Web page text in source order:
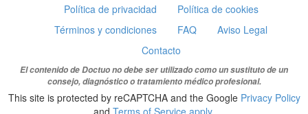
Política de privacidad
Política de cookies
Términos y condiciones
FAQ
Aviso Legal
Contacto
El contenido de Doctuo no debe ser utilizado como un sustituto de un
consejo, diagnóstico o tratamiento médico profesional.
This site is protected by reCAPTCHA and the Google Privacy Policy
and Terms of Service apply.